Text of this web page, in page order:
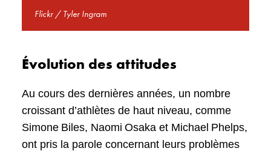
Flickr / Tyler Ingram
Évolution des attitudes
Au cours des dernières années, un nombre
croissant d’athlètes de haut niveau, comme
Simone Biles, Naomi Osaka et Michael Phelps,
ont pris la parole concernant leurs problèmes